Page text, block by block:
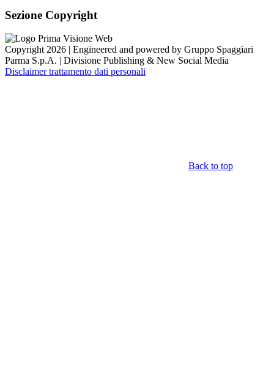
Sezione Copyright
Copyright 2026 | Engineered and powered by Gruppo Spaggiari
Parma S.p.A. | Divisione Publishing & New Social Media
Disclaimer trattamento dati personali
Back to top